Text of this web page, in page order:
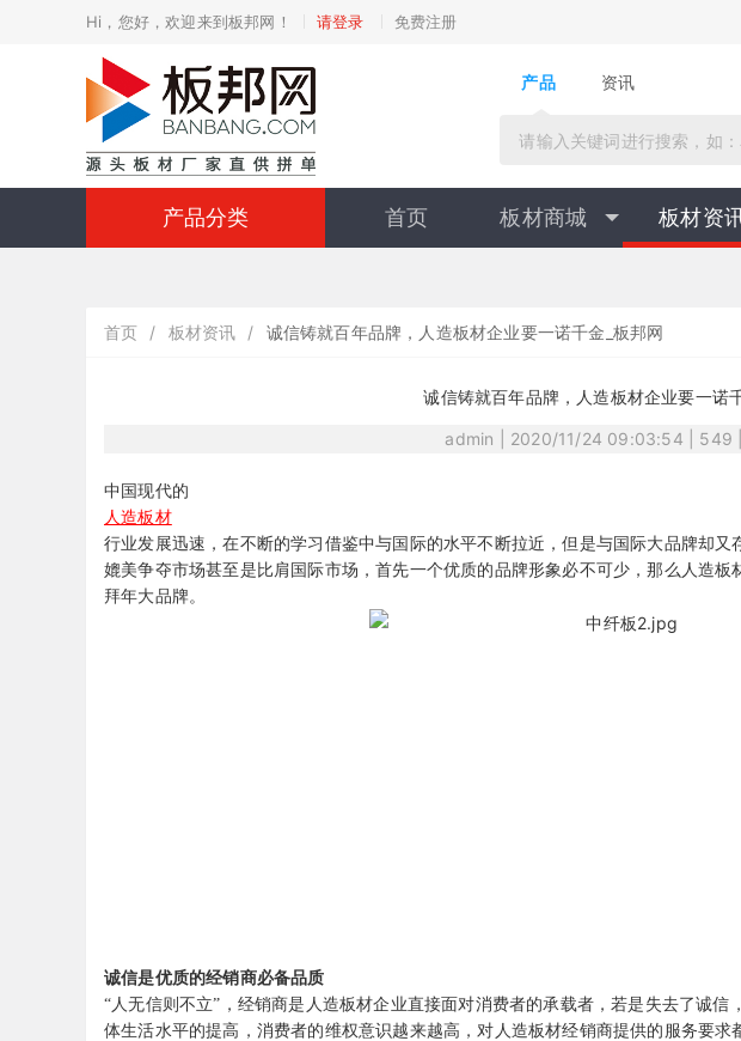
Hi，您好，欢迎来到板邦网！ 请登录 免费注册
产品 资讯
产品分类 首页 板材商城 板材资
首页 / 板材资讯 / 诚信铸就百年品牌，人造板材企业要一诺千金_板邦网
诚信铸就百年品牌，人造板材企业要一诺
admin | 2020/11/24 09:03:54 | 549
中国现代的
人造板材
行业发展迅速，在不断的学习借鉴中与国际的水平不断拉近，但是与国际大品牌却又
媲美争夺市场甚至是比肩国际市场，首先一个优质的品牌形象必不可少，那么 人造板
拜年大品牌。
诚信是优质的经销商必备品质
“人无信则不立”，经销商是人造板材企业直接面对消费者的承载者，若是失去了诚
体生活水平的提高，消费者的维权意识越来越高，对人造板材经销商提供的服务要